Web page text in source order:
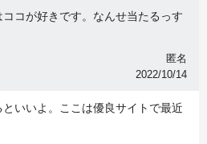
コが好きです。なんせ当たるっす
匿名
2022/10/14
いいよ。ここは優良サイトで最近